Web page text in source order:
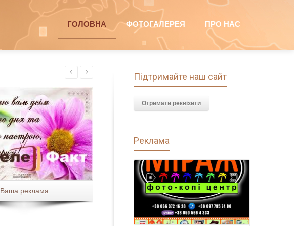
ГОЛОВНА ФОТОГАЛЕРЕЯ ПРО НАС
Ваша реклама
Ваша реклама
Підтримайте наш сайт
Отримати реквізити
Реклама